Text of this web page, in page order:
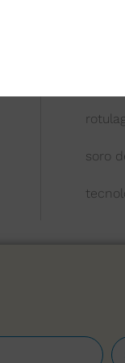
soro